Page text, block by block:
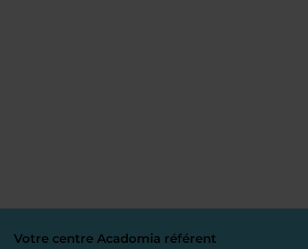
Votre centre Acadomia référent